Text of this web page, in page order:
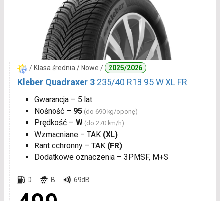
/ Klasa średnia / Nowe / 2025/2026
Kleber Quadraxer 3 235/40 R18 95 W XL FR
Gwarancja – 5 lat
Nośność – 95 (do 690 kg/oponę)
Prędkość – W (do 270 km/h)
Wzmacniane – TAK (XL)
Rant ochronny – TAK (FR)
Dodatkowe oznaczenia – 3PMSF, M+S
D B 69dB